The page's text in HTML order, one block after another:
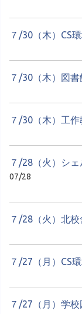
７/30（木）CS
７/30（木）図
７/30（木）工
07/28
７/28（火）北
７/27（月）CS
７/27（月）学